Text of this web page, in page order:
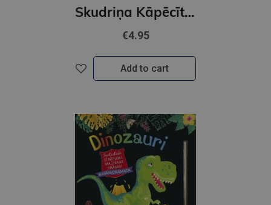
Skudriņa Kāpēcīte. Burti
€4.95
Add to cart